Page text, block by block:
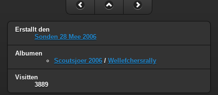
Erstallt den
Sonden 28 Mee 2006
Albumen
Scoutsjoer 2006 / Wellefchersrally
Visitten
3889